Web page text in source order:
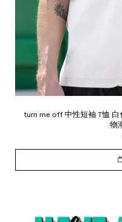
turn me off 中性短袖 T恤
物